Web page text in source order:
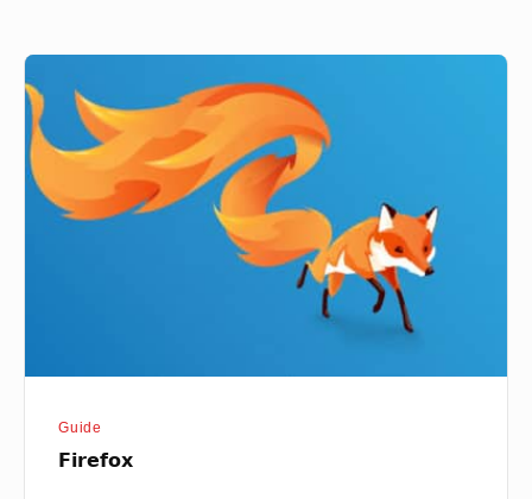
Firefox
Guide
Firefox